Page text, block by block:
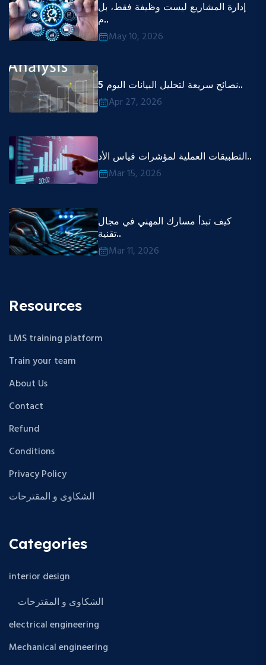
إدارة المشاريع ليست وظيفة فقط، بل
م..
May 10, 2026
5 نصائح سريعة لتحليل البيانات اليوم..
Apr 27, 2026
التطبيقات العملية لمؤشرات قياس الأد..
Mar 15, 2026
كيف تبدأ مسارك المهني في مجال
تقنية..
Mar 11, 2026
Resources
LMS training platform
Train your team
About Us
Contact
Refund
Conditions
Privacy Policy
الشكاوى و المقترحات
Categories
interior design
الشكاوى و المقترحات
electrical engineering
Mechanical engineering